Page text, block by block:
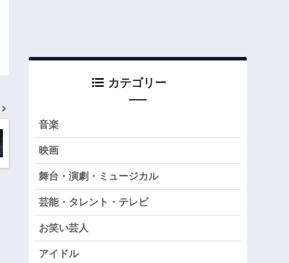
カテゴリー
音楽
映画
舞台・演劇・ミュージカル
芸能・タレント・テレビ
お笑い芸人
アイドル